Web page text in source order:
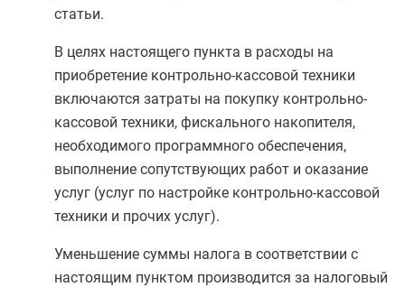
статьи.
В целях настоящего пункта в расходы на
приобретение контрольно-кассовой техники
включаются затраты на покупку контрольно-
кассовой техники, фискального накопителя,
необходимого программного обеспечения,
выполнение сопутствующих работ и оказание
услуг (услуг по настройке контрольно-кассовой
техники и прочих услуг).
Уменьшение суммы налога в соответствии с
настоящим пунктом производится за налоговый